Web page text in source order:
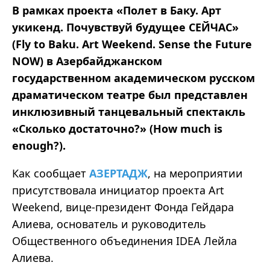
В рамках проекта «Полет в Баку. Арт
укикенд. Почувствуй будущее СЕЙЧАС»
(Fly to Baku. Art Weekend. Sense the Future
NOW) в Азербайджанском
государственном академическом русском
драматическом театре был представлен
инклюзивный танцевальный спектакль
«Сколько достаточно?» (How much is
enough?).
Как сообщает АЗЕРТАДЖ, на мероприятии
присутствовала инициатор проекта Art
Weekend, вице-президент Фонда Гейдара
Алиева, основатель и руководитель
Общественного объединения IDEA Лейла
Алиева.